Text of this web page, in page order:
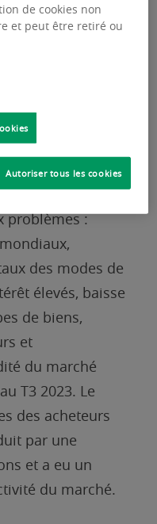
une
et difficile
qui a été
problèmes :
des modes de
élevés, baisse
de biens,
et
du marché
T3 2023. Le
des acheteurs
par une
et a eu un
du marché.
de cookies non
et peut être retiré ou
Autoriser tous les cookies